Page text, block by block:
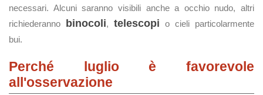
necessari. Alcuni saranno visibili anche a occhio nudo, altri
richiederanno
binocoli, telescopi o cieli particolarmente
bui.
Perché luglio è favorevole
all'osservazione